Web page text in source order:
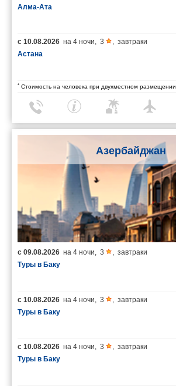
Алма-Ата
с 10.08.2026 на 4 ночи, 3 , завтраки
Астана
* Стоимость на человека при двухместном размещении
Азербайджан
с 09.08.2026 на 4 ночи 3
завтраки
Туры в Баку
с 10.08.2026 на 4 ночи 3
завтраки
Туры в Баку
с 10.08.2026 на 4 ночи 3
завтраки
Туры в Баку